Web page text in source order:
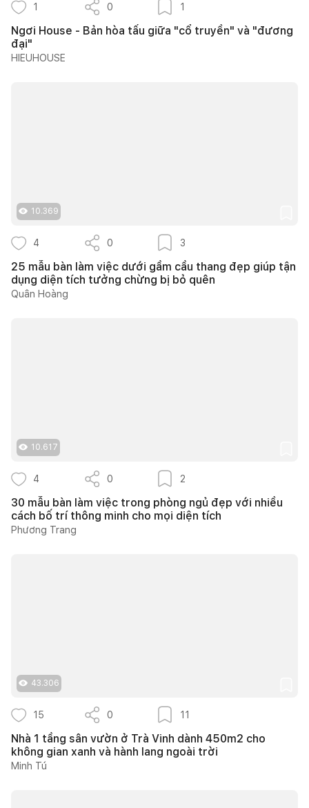
1 0 1
Ngơi House - Bản hòa tấu giữa "cổ truyền" và "đương
đại"
HIEUHOUSE
10.369
4 0 3
25 mẫu bàn làm việc dưới gầm cầu thang đẹp giúp tận
dụng diện tích tưởng chừng bị bỏ quên
Quân Hoàng
10.617
4 0 2
30 mẫu bàn làm việc trong phòng ngủ đẹp với nhiều
cách bố trí thông minh cho mọi diện tích
Phương Trang
43.306
15 0 11
Nhà 1 tầng sân vườn ở Trà Vinh dành 450m2 cho
không gian xanh và hành lang ngoài trời
Minh Tú